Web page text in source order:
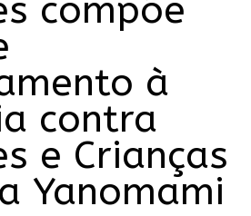
compõe
à
contra
e Crianças
Yanomami